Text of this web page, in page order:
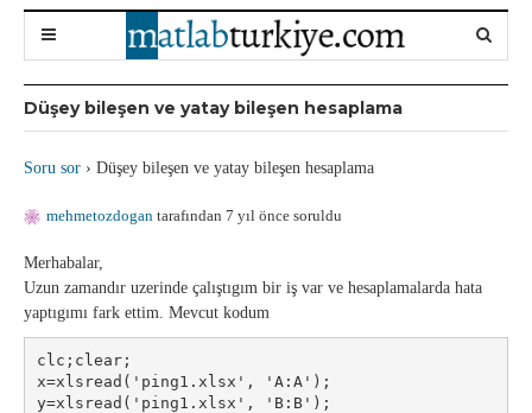
Düşey bileşen ve yatay bileşen hesaplama
Soru sor › Düşey bileşen ve yatay bileşen hesaplama
mehmetozdogan tarafından 7 yıl önce soruldu
Merhabalar,
Uzun zamandır uzerinde çalıştıgım bir iş var ve hesaplamalarda hata
yaptıgımı fark ettim. Mevcut kodum
clc;clear;
x=xlsread('ping1.xlsx', 'A:A');
y=xlsread('ping1.xlsx', 'B:B');